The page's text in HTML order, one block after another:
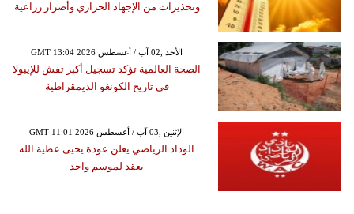
وتحذيرات من الإجهاد الحراري وأضرار زراعية
GMT 13:04 2026 الأحد ,02 آب / أغسطس
الصحة العالمية تؤكد تسجيل أكبر تفش للإيبولا
في تاريخ الكونغو الديمقراطية
GMT 11:01 2026 الإثنين ,03 آب / أغسطس
الوداد الرياضي يعلن عودة يحيى عطية الله
بعقد لموسم واحد